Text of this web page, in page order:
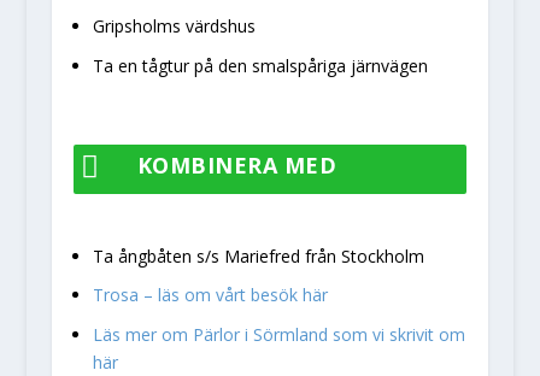
Gripsholms värdshus
Ta en tågtur på den smalspåriga järnvägen
 KOMBINERA MED
Ta ångbåten s/s Mariefred från Stockholm
Trosa – läs om vårt besök här
Läs mer om Pärlor i Sörmland som vi skrivit om
här